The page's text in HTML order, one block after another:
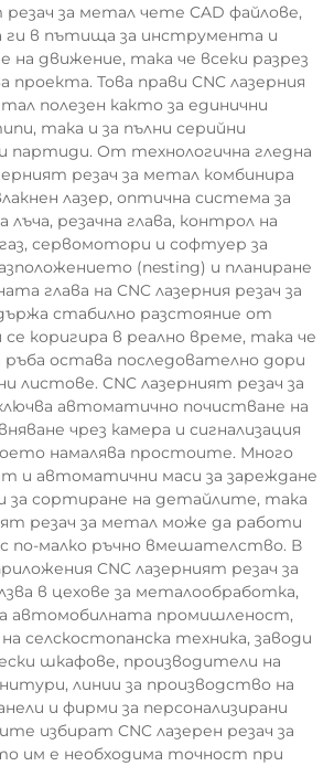
резач за метал чете CAD файлове,
ги в пътища за инструмента и
на движение, така че всеки разрез
проекта. Това прави CNC лазерния
полезен както за единични
така и за пълни серийни
партиди. От технологична гледна
резач за метал комбинира
лазер, оптична система за
лъча, резачна глава, контрол на
сервомотори и софтуер за
(nesting) и планиране
глава на CNC лазерния резач за
стабилно разстояние от
коригира в реално време, така че
остава последователно дори
листове. CNC лазерният резач за
автоматично почистване на
чрез камера и сигнализация
намалява простоите. Много
и автоматични маси за зареждане
за сортиране на детайлите, така
резач за метал може да работи
по-малко ръчно вмешателство. В
CNC лазерният резач за
в цехове за металообработка,
автомобилната промишленост,
селскостопанска техника, заводи
шкафове, производители на
линии за производство на
и фирми за персонализирани
избират CNC лазерен резач за
им е необходима точност при